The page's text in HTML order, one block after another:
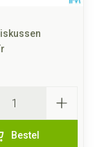
Bestel